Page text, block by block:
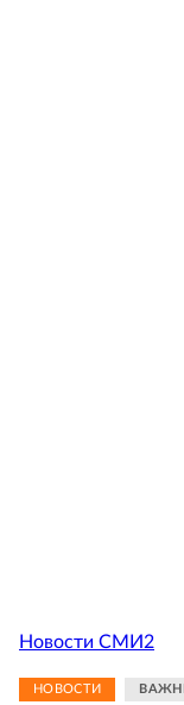
Новости СМИ2
НОВОСТИ